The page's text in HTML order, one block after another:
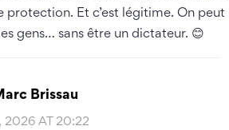
protection. Et c’est légitime. On peut
gens… sans être un dictateur. 😊
Brissau
2026 AT 20:22